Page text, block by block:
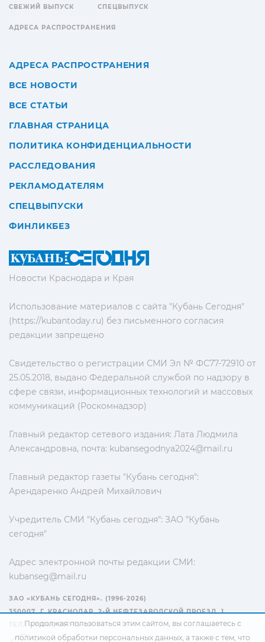
Новости Краснодара и Края
Использование материалов с сайта "Кубань Сегодня"
(https://kubantoday.ru) без письменного согласия
редакции запрещено
Свидетельство о регистрации СМИ Эл № ФС77-72910 от
25.05.2018, выдано Федеральной службой по надзору в
сфере связи, информационных технологий и массовых
коммуникаций (Роскомнадзор)
Главный редактор сетевого издания: Лата Людмила
Александровна, почта: kubansegodnya2024@mail.ru
Главный редактор газеты "Кубань сегодня":
Арендаренко Андрей Михайлович
Учредитель СМИ "Кубань сегодня": ЗАО "Кубань
сегодня"
Адрес электронной почты редакции СМИ:
kubanseg@mail.ru
СВЕЖИЙ ВЫПУСК СПЕЦВЫПУСК
АДРЕСА РАСПРОСТРАНЕНИЯ
АДРЕСА РАСПРОСТРАНЕНИЯ
ВСЕ НОВОСТИ
ВСЕ СТАТЬИ
ГЛАВНАЯ СТРАНИЦА
ПОЛИТИКА КОНФИДЕНЦИАЛЬНОСТИ
РАССЛЕДОВАНИЯ
РЕКЛАМОДАТЕЛЯМ
СПЕЦВЫПУСКИ
ФИНЛИКБЕЗ
ЗАО «КУБАНЬ СЕГОДНЯ». (1996-2026)
350007, Г. КРАСНОДАР, 2-Й НЕФТЕЗАВОДСКОЙ ПРОЕЗД, 1
ТЕЛ.: +7(861) 267-15-15
Продолжая пользоваться этим сайтом, вы соглашаетесь с
политикой обработки персональных данных, а также с тем, что